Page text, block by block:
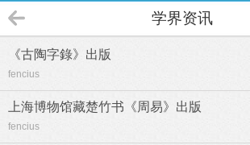
学界资讯
《古陶字錄》出版
fencius
上海博物馆藏楚竹书《周易》出版
fencius